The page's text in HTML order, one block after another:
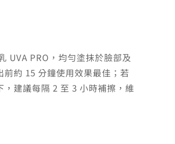
UVA PRO，均勻塗抹於臉部及
約 15 分鐘使用效果最佳；若
建議每隔 2 至 3 小時補擦，維